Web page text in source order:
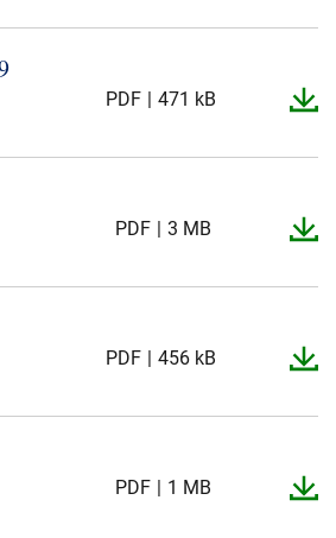
PDF 471 kB
PDF 3 MB
PDF 456 kB
PDF 1 MB